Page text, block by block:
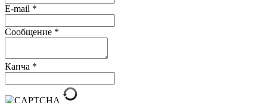
E-mail *
Сообщение *
Капча *